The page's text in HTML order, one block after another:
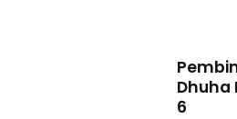
Dhuha
6